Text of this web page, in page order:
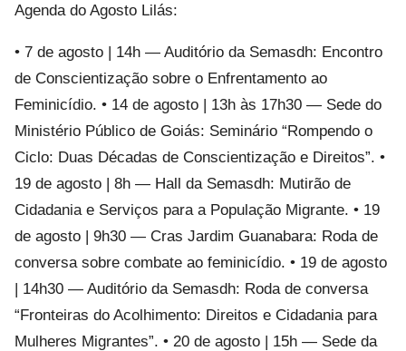
Agenda do Agosto Lilás:
• 7 de agosto | 14h — Auditório da Semasdh: Encontro
de Conscientização sobre o Enfrentamento ao
Feminicídio. • 14 de agosto | 13h às 17h30 — Sede do
Ministério Público de Goiás: Seminário “Rompendo o
Ciclo: Duas Décadas de Conscientização e Direitos”. •
19 de agosto | 8h — Hall da Semasdh: Mutirão de
Cidadania e Serviços para a População Migrante. • 19
de agosto | 9h30 — Cras Jardim Guanabara: Roda de
conversa sobre combate ao feminicídio. • 19 de agosto
| 14h30 — Auditório da Semasdh: Roda de conversa
“Fronteiras do Acolhimento: Direitos e Cidadania para
Mulheres Migrantes”. • 20 de agosto | 15h — Sede da